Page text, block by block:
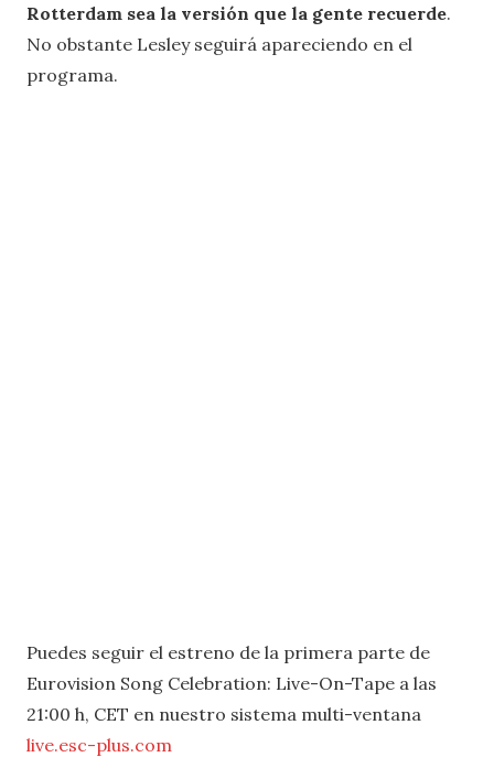
Rotterdam sea la versión que la gente recuerde.
No obstante Lesley seguirá apareciendo en el
programa.
Puedes seguir el estreno de la primera parte de
Eurovision Song Celebration: Live-On-Tape a las
21:00 h, CET en nuestro sistema multi-ventana
live.esc-plus.com